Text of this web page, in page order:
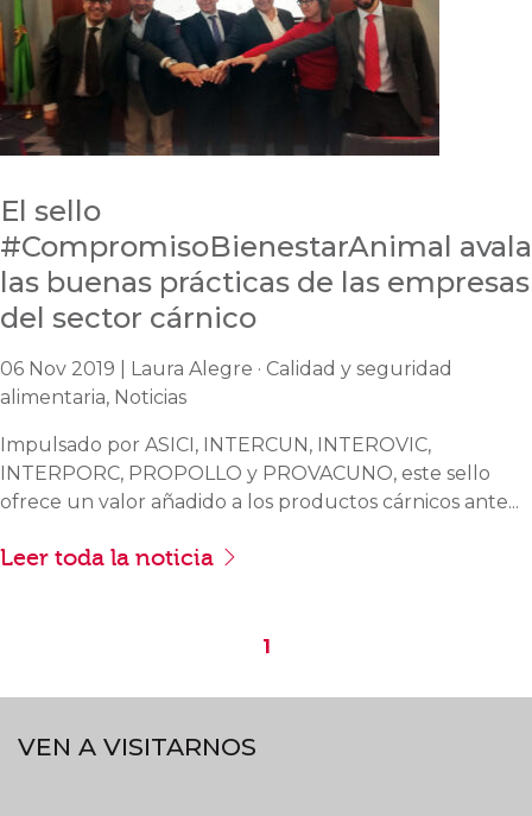
El sello
#CompromisoBienestarAnimal avala
las buenas prácticas de las empresas
del sector cárnico
06 Nov 2019 | Laura Alegre · Calidad y seguridad
alimentaria, Noticias
Impulsado por ASICI, INTERCUN, INTEROVIC,
INTERPORC, PROPOLLO y PROVACUNO, este sello
ofrece un valor añadido a los productos cárnicos ante...
Leer toda la noticia
1
VEN A VISITARNOS